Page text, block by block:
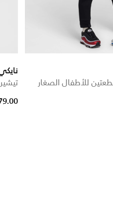
للأطفال الصغار
179.00